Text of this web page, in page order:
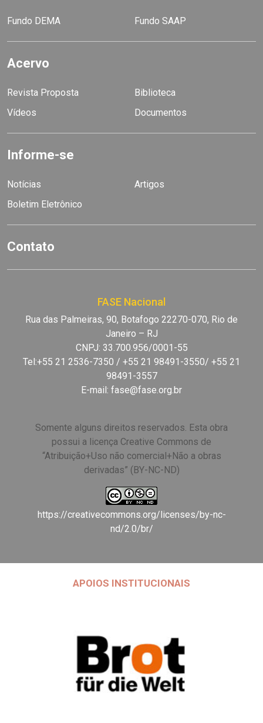
Fundo DEMA Fundo SAAP
Acervo
Revista Proposta
Biblioteca
Vídeos
Documentos
Informe-se
Notícias
Artigos
Boletim Eletrônico
Contato
FASE Nacional
Rua das Palmeiras, 90, Botafogo 22270-070, Rio de
Janeiro – RJ
CNPJ: 33.700.956/0001-55
Tel:+55 21 2536-7350 / +55 21 98491-3550/ +55 21
98491-3557
E-mail: fase@fase.org.br
Somente alguns direitos reservados. Esta obra
possui a licença Creative Commons de
“Atribuição+Uso não comercial+Não a obras
derivadas” (BY-NC-ND)
https://creativecommons.org/licenses/by-nc-
nd/2.0/br/
APOIOS INSTITUCIONAIS